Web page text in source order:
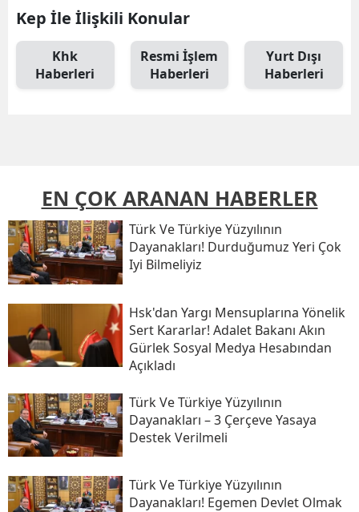
Kep İle İlişkili Konular
Khk
Haberleri
Resmi İşlem
Haberleri
Yurt Dışı
Haberleri
EN ÇOK ARANAN HABERLER
Türk Ve Türkiye Yüzyılının
Dayanakları! Durduğumuz Yeri Çok
Iyi Bilmeliyiz
Hsk'dan Yargı Mensuplarına Yönelik
Sert Kararlar! Adalet Bakanı Akın
Gürlek Sosyal Medya Hesabından
Açıkladı
Türk Ve Türkiye Yüzyılının
Dayanakları – 3 Çerçeve Yasaya
Destek Verilmeli
Türk Ve Türkiye Yüzyılının
Dayanakları! Egemen Devlet Olmak